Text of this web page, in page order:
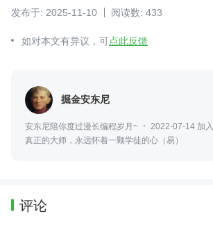
发布于: 2025-11-10 阅读数: 433
如对本文有异议，可点此反馈
掘金安东尼
安东尼陪你度过漫长编程岁月~
2022-07-14 加入
真正的大师，永远怀着一颗学徒的心（易）
评论